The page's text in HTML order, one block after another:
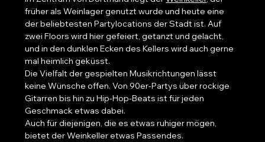
früher als Weinlager genutzt wurde und heute eine
der beliebtesten Partylocations der Stadt ist. Auf
zwei Floors wird hier gefeiert, getanzt und gelacht,
und in den dunklen Ecken des Kellers wird auch gerne
mal heimlich geküsst.
Die Vielfalt der gespielten Musikrichtungen lässt
keine Wünsche offen. Von 90er-Partys über rockige
Gitarren bis hin zu Hip-Hop-Beats ist für jeden
Geschmack etwas dabei.
Auch für diejenigen, die es etwas ruhiger mögen,
bietet der Weinkeller etwas Passendes.